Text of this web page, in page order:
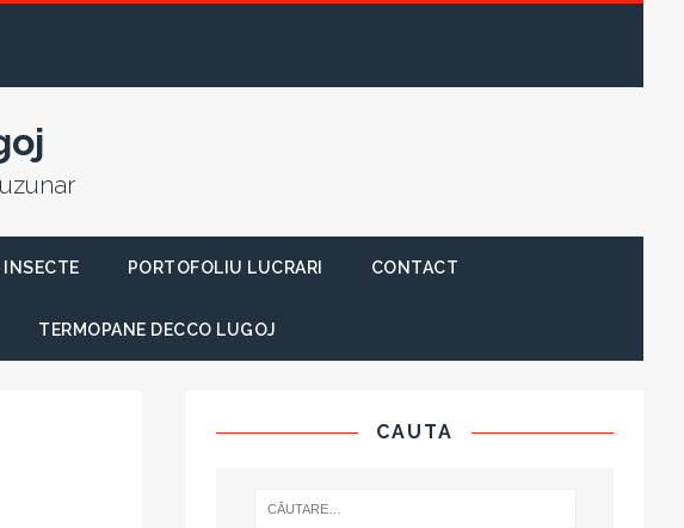
INSECTE PORTOFOLIU LUCRARI CONTACT
TERMOPANE DECCO LUGOJ
CAUTA